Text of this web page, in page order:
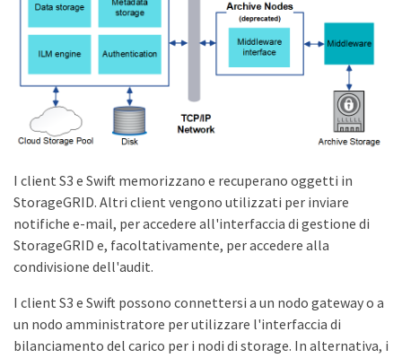
I client S3 e Swift memorizzano e recuperano oggetti in
StorageGRID. Altri client vengono utilizzati per inviare
notifiche e-mail, per accedere all'interfaccia di gestione di
StorageGRID e, facoltativamente, per accedere alla
condivisione dell'audit.
I client S3 e Swift possono connettersi a un nodo gateway o a
un nodo amministratore per utilizzare l'interfaccia di
bilanciamento del carico per i nodi di storage. In alternativa, i